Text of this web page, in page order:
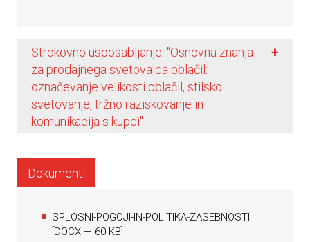
Strokovno usposabljanje: "Osnovna znanja
za prodajnega svetovalca oblačil:
označevanje velikosti oblačil, stilsko
svetovanje, tržno raziskovanje in
komunikacija s kupci"
+
Dokumenti
SPLOSNI-POGOJI-IN-POLITIKA-ZASEBNOSTI
DOCX — 60 KB]